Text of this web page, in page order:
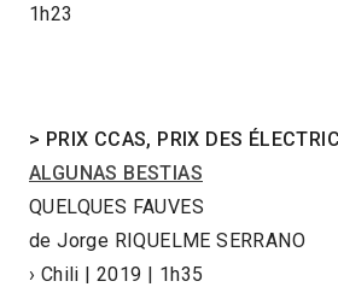
1h23
> PRIX CCAS, PRIX DES
ALGUNAS BESTIAS
QUELQUES FAUVES
de Jorge RIQUELME SERRANO
› Chili | 2019 | 1h35